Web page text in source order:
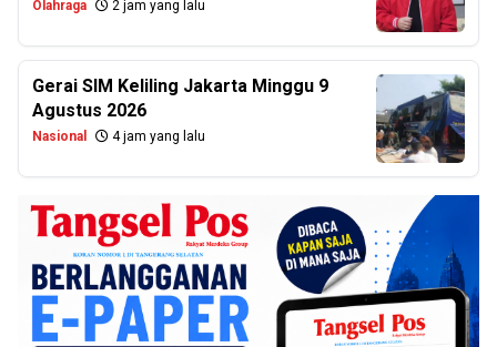
Olahraga 2 jam yang lalu
Gerai SIM Keliling Jakarta Minggu 9
Agustus 2026
Nasional 4 jam yang lalu